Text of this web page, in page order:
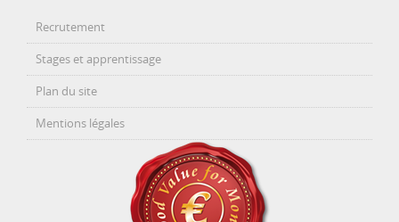
Recrutement
Stages et apprentissage
Plan du site
Mentions légales